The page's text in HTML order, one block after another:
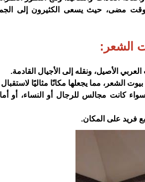
مضى، حيث يسعى الكثيرون إلى الجمع
الشعر:
الأصيل، ونقله إلى الأجيال القادمة.
الشعر، مما يجعلها مكانًا مثاليًا
كانت مجالس للرجال أو النساء، أو
فريد على المكان.